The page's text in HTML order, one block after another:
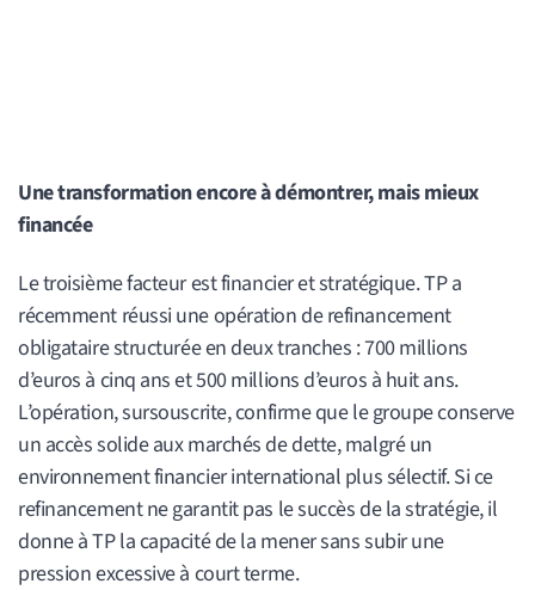
Une transformation encore à démontrer, mais mieux
financée
Le troisième facteur est financier et stratégique. TP a
récemment réussi une opération de refinancement
obligataire structurée en deux tranches : 700 millions
d’euros à cinq ans et 500 millions d’euros à huit ans.
L’opération, sursouscrite, confirme que le groupe conserve
un accès solide aux marchés de dette, malgré un
environnement financier international plus sélectif. Si ce
refinancement ne garantit pas le succès de la stratégie, il
donne à TP la capacité de la mener sans subir une
pression excessive à court terme.